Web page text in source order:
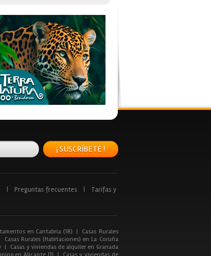
¡ SUSCRÍBETE !
Preguntas frecuentes
Tarifas y
en Cantabria (18) |
Casas Rurales
Casas Rurales (Habitaciones) en La Coruña
|
Casas y viviendas de alquiler en Granada